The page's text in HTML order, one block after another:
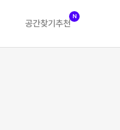
공간찾기 추천
N